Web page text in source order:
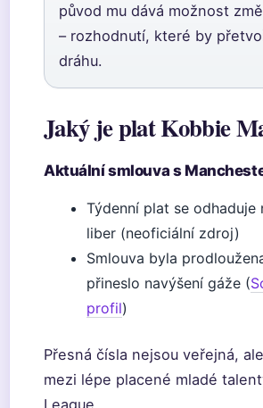
původ mu dává možnost
– rozhodnutí, které by
dráhu.
Jaký je plat Kobbie
Aktuální smlouva s
Týdenní plat se odhaduje
liber (neoficiální zdroj)
Smlouva byla
přineslo navýšení gáže (
profil)
Přesná čísla nejsou veřejná,
mezi lépe placené mladé
League.